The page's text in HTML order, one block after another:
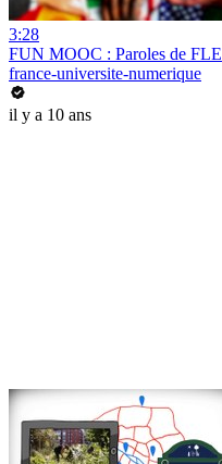
3:28
FUN MOOC : Paroles de FLE
france-universite-numerique
il y a 10 ans